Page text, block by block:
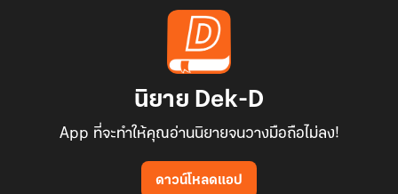
นิยาย Dek-D
App ที่จะทำให้คุณอ่านนิยายจนวางมือถือไม่ลง!
ดาวน์โหลดแอป